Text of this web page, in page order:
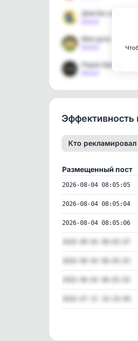
Дом без забот
Моя дача
Радио Sputnik
Кто рекламировал
Размещенный пост
2026-08-04 08:05:05
2026-08-04 08:05:04
2026-08-04 08:05:06